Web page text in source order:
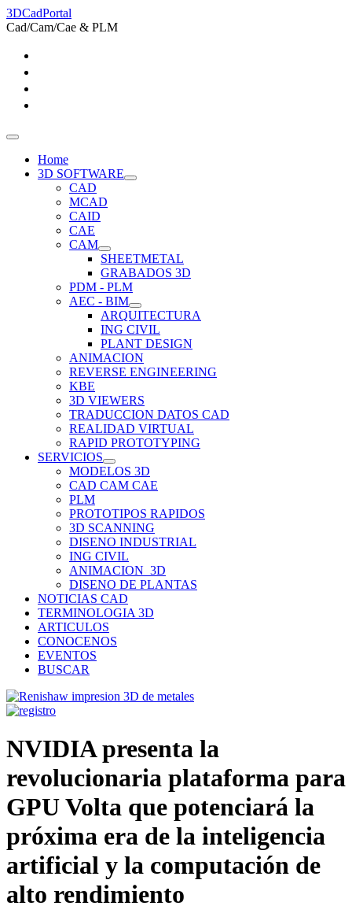
3DCadPortal
Cad/Cam/Cae & PLM
Home
3D SOFTWARE
CAD
MCAD
CAID
CAE
CAM
SHEETMETAL
GRABADOS 3D
PDM - PLM
AEC - BIM
ARQUITECTURA
ING CIVIL
PLANT DESIGN
ANIMACION
REVERSE ENGINEERING
KBE
3D VIEWERS
TRADUCCION DATOS CAD
REALIDAD VIRTUAL
RAPID PROTOTYPING
SERVICIOS
MODELOS 3D
CAD CAM CAE
PLM
PROTOTIPOS RAPIDOS
3D SCANNING
DISENO INDUSTRIAL
ING CIVIL
ANIMACION_3D
DISENO DE PLANTAS
NOTICIAS CAD
TERMINOLOGIA 3D
ARTICULOS
CONOCENOS
EVENTOS
BUSCAR
NVIDIA presenta la
revolucionaria plataforma para
GPU Volta que potenciará la
próxima era de la inteligencia
artificial y la computación de
alto rendimiento